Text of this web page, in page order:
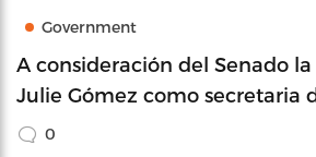
Government
A consideración del Senado
Julie Gómez como secretaria
0